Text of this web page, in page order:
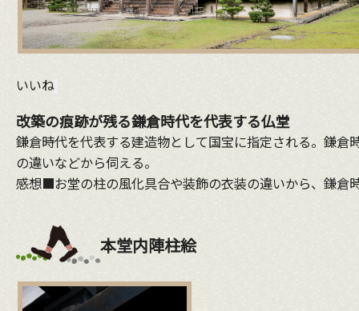
いいね
改築の痕跡が残る鎌倉時代を代表する仏堂
鎌倉時代を代表する建造物として国宝に指定される。鎌
の違いなどから伺える。
感想■お堂の柱の風化具合や装飾の衣装の違いから、鎌倉
本堂内陣柱絵